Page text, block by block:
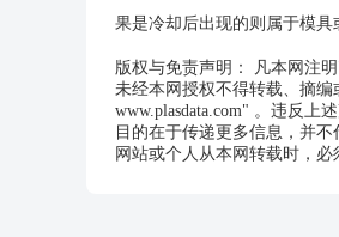
果是冷却后出现的则属于模具
版权与免责声明： 凡本网注
未经本网授权不得转载、摘
www.plasdata.com" 。违反上
目的在于传递更多信息，并
网站或个人从本网转载时，